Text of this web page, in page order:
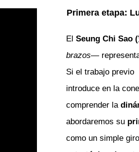
Primera etapa:
El Seung Chi Sao
brazos—
Si el trabajo previo
introduce en la
comprender la
abordaremos su
como un simple